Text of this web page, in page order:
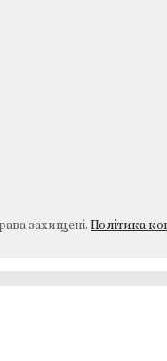
захищені. Політика